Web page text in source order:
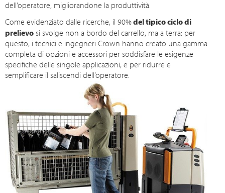
dell’operatore, migliorandone la produttività.
Come evidenziato dalle ricerche, il90%del tipico ciclo di
prelievo si svolge non a bordo del carrello, ma a terra: per
questo, i tecnici e ingegneri Crown hanno creato una gamma
completa di opzioni e accessori per soddisfare le esigenze
specifiche delle singole applicazioni, e per ridurre e
semplificare il saliscendi dell’operatore.